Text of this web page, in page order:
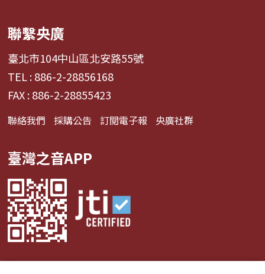
聯繫央廣
臺北市104中山區北安路55號
TEL : 886-2-28856168
FAX : 886-2-28855423
聯絡我們 採購公告 訂閱電子報 央廣社群
臺灣之音APP